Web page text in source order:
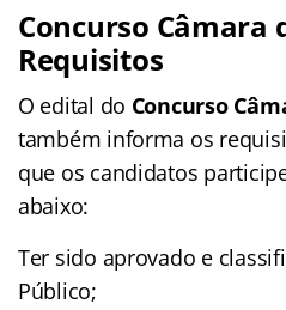
Concurso Câmara
Requisitos
O edital do Concurso
também informa os
que os candidatos
abaixo:
Ter sido aprovado e
Público;